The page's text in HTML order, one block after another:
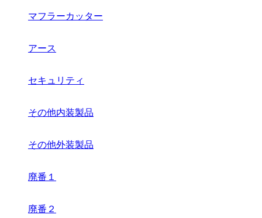
マフラーカッター
アース
セキュリティ
その他内装製品
その他外装製品
廃番１
廃番２